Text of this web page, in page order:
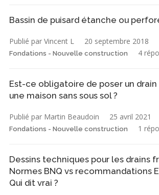
Bassin de puisard étanche ou
Publié par Vincent L 20 septembre 2018
Fondations - Nouvelle construction 4
Est-ce obligatoire de poser un drain
une maison sans sous sol ?
Publié par Martin Beaudoin 25 avril 2021
Fondations - Nouvelle construction 1
Dessins techniques pour les drains
Normes BNQ vs recommandations
Qui dit vrai ?